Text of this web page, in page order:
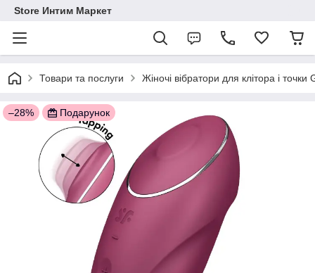
Store Интим Маркет
Товари та послуги Жіночі вібратори для клітора і
–28% Подарунок